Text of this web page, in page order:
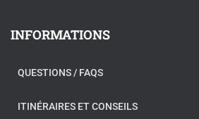
INFORMATIONS
QUESTIONS / FAQS
ITINÉRAIRES ET CONSEILS